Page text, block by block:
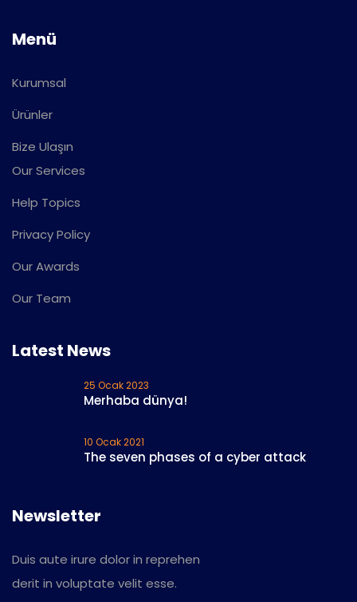
Menü
Kurumsal
Ürünler
Bize Ulaşın
Our Services
Help Topics
Privacy Policy
Our Awards
Our Team
Latest News
25 Ocak 2023
Merhaba dünya!
10 Ocak 2021
The seven phases of a cyber attack
Newsletter
Duis aute irure dolor in reprehen
derit in voluptate velit esse.